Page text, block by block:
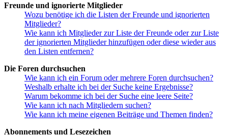
Freunde und ignorierte Mitglieder
Wozu benötige ich die Listen der Freunde und ignorierten
Mitglieder?
Wie kann ich Mitglieder zur Liste der Freunde oder zur Liste
der ignorierten Mitglieder hinzufügen oder diese wieder aus
den Listen entfernen?
Die Foren durchsuchen
Wie kann ich ein Forum oder mehrere Foren durchsuchen?
Weshalb erhalte ich bei der Suche keine Ergebnisse?
Warum bekomme ich bei der Suche eine leere Seite?
Wie kann ich nach Mitgliedern suchen?
Wie kann ich meine eigenen Beiträge und Themen finden?
Abonnements und Lesezeichen